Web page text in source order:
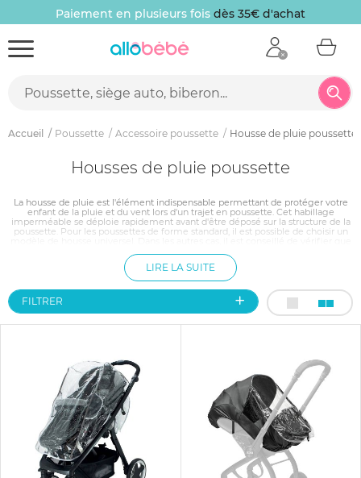
Paiement en plusieurs fois dès 35€ d'achat
Accueil Poussette Accessoire poussette Housse de pluie poussette
Housses de pluie poussette
La housse de pluie est l'élément indispensable permettant de protéger votre
enfant de la pluie et du vent lors d'un trajet en poussette. Cet habillage
imperméable se déploie rapidement avant d'être déposé sur la structure de la
poussette. Pour les poussettes de forme standard, il est possible de choisir un
votre poussette afin d'assurer une protection optimale à votre enfant.
LIRE LA SUITE
FILTRER